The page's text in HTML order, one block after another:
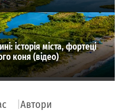
історія міста, фортеці
коня (відео)
Автори